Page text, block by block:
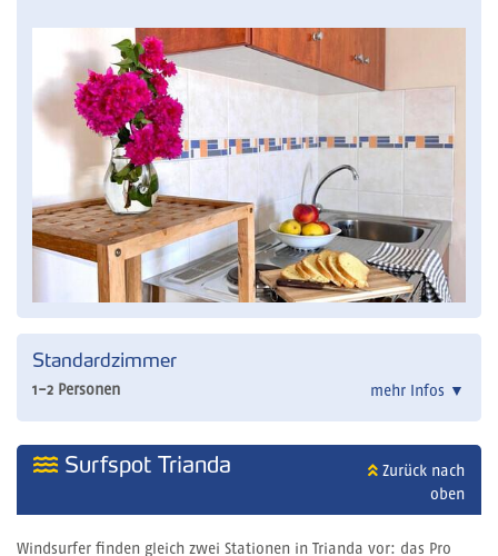
Standardzimmer
1-2 Personen mehr Infos ▼
Surfspot Trianda
Zurück nach
oben
Windsurfer finden gleich zwei Stationen in Trianda vor: das Pro